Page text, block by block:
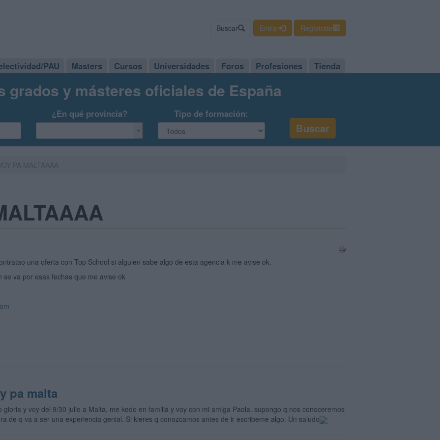
Buscar Entrar Regístrate
PAU Masters Cursos Universidades Foros Profesiones Tienda
grados y másteres oficiales de España
¿En qué provincia? Tipo de formación:
una oferta con Top School si alguien sabe algo de esta agencia k me avise ok.
va por esas fechas que me avise ok
pa malta
gloria y voy del 9/30 julio a Malta, me kedo en familia y voy con mi amiga Paola. supongo q nos conoceremos
de q va a ser una experiencia genial. Si kieres q conozcamos antes de ir escribeme algo. Un saludo